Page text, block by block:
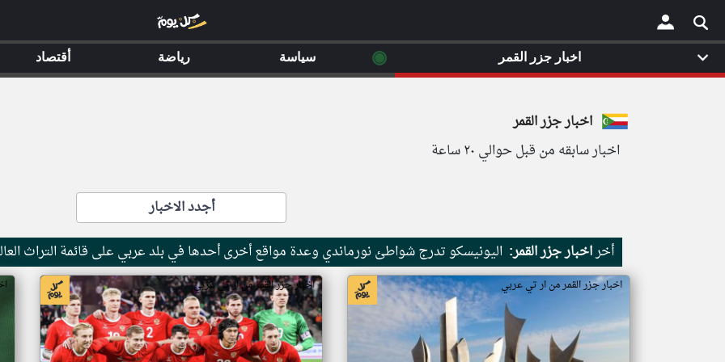
×
اخبار جزر القمر
اخبار سابقه من قبل حوالي ٢٠ ساعة
أجدد الاخبار
أخراخبار جزر القمر: اليونيسكو تدرج شواطئ نورماندي وعدة مواقع أخرى أحدها في بلد عربي على قائمة التراث
اخبار جزر القمر من ار تي عربي اخبار جزر القمر من ار تي عربي
اخبار جزر القمر ◉ سياسة رياضة أقتصاد